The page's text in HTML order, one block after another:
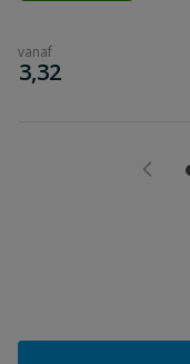
vanaf
€
3,32